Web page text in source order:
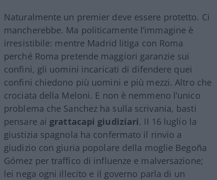
Naturalmente un premier deve essere protetto. Ci
mancherebbe. Ma politicamente l’immagine è
irresistibile: mentre Madrid litiga con Roma
perché Roma pretende maggiori garanzie sui
confini, gli uomini incaricati di difendere quei
confini chiedono più uomini e più mezzi. Altro che
crociata della Meloni. E non è nemmeno l’unico
problema che Sanchez ha sulla scrivania, basti
pensare ai grattacapi giudiziari. Il 16 luglio la
giustizia spagnola ha confermato il rinvio a
giudizio con giuria popolare della moglie Begoña
Gómez per traffico di influenze e malversazione;
lei nega ogni illecito e il governo parla di un